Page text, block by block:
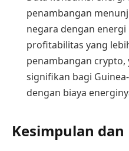
penambangan
negara dengan
profitabilitas yang
penambangan
signifikan bagi
dengan biaya
Kesimpulan